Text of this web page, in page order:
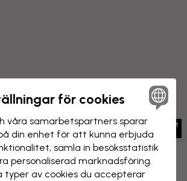
Spara
för cookies
våra samarbets­partners sparar
din enhet för att kunna erbjuda
samla in besöks­statistik
personaliserad marknads­föring.
typer av cookies du accepterar